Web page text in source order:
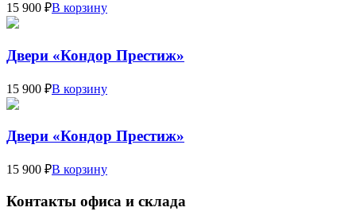
15 900 ₽В корзину
Двери «Кондор Престиж»
15 900 ₽В корзину
Двери «Кондор Престиж»
15 900 ₽В корзину
Контакты офиса и склада